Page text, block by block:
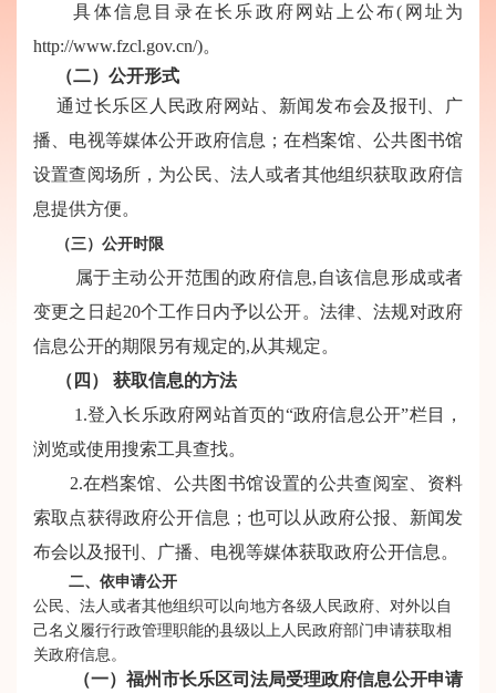
具体信息目录在长乐政府网站上公布(网址为
http://www.fzcl.gov.cn/)。
（二）公开形式
通过长乐区人民政府网站、新闻发布会及报刊、广
播、电视等媒体公开政府信息；在档案馆、公共图书馆
设置查阅场所，为公民、法人或者其他组织获取政府信
息提供方便。
（三） 公开时限
属于主动公开范围的政府信息,自该信息形成或者
变更之日起20个工作日内予以公开。法律、法规对政府
信息公开的期限另有规定的,从其规定。
（四）
获取信息的方法
1.登入长乐政府网站首页的“政府信息公开”栏目，
浏览或使用搜索工具查找。
2.在档案馆、公共图书馆设置的公共查阅室、资料
索取点获得政府公开信息；也可以从政府公报、新闻发
布会以及报刊、广播、电视等媒体获取政府公开信息。
二、依申请公开
公民、法人或者其他组织可以向地方各级人民政府、对外以自
己名义履行行政管理职能的县级以上人民政府部门申请获取相
关政府信息。
（一）福州市长乐区司法局受理政府信息公开申请